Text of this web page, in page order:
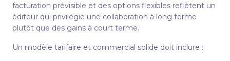
facturation prévisible et des options flexibles reflètent un
éditeur qui privilégie une collaboration à long terme
plutôt que des gains à court terme.
Un modèle tarifaire et commercial solide doit inclure :